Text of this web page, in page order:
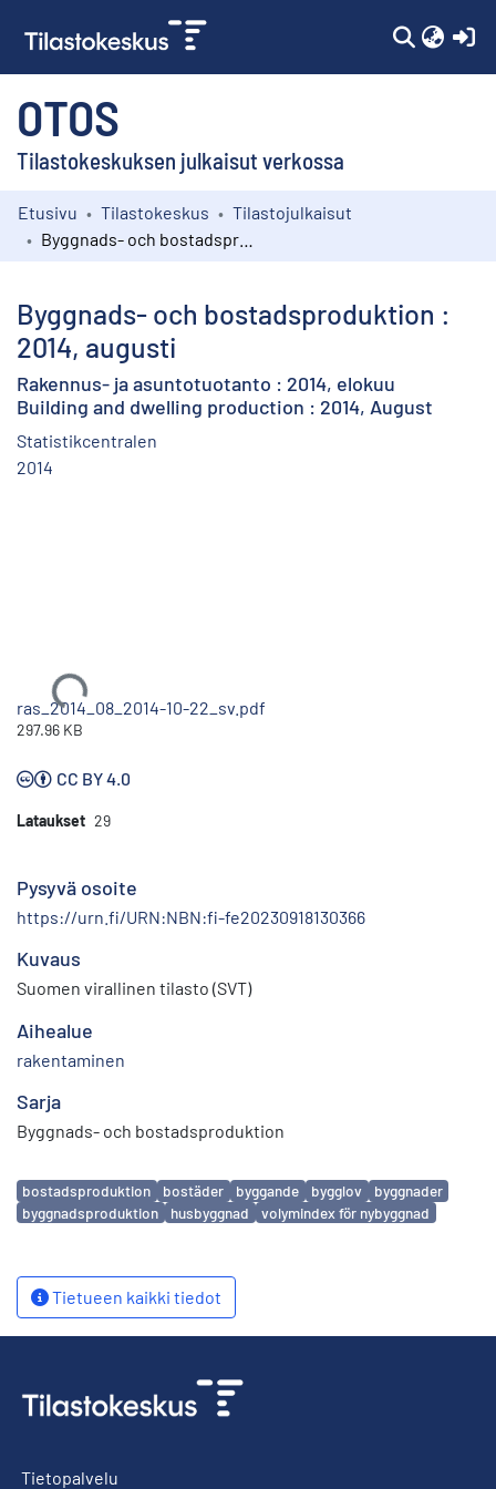
OTOS
Tilastokeskuksen julkaisut verkossa
Kokoelmat
Etusivu Tilastokeskus
Tilastojulkaisut
Byggnads- och bostadsproduktion :
2014, augusti
Rakennus- ja asuntotuotanto : 2014, elokuu
Building and dwelling production : 2014, August
Statistikcentralen
2014
Ladataan...
ras_2014_08_2014-10-22_sv.pdf
297.96 KB
CC BY 4.0
Lataukset 29
Pysyvä osoite
https://urn.fi/URN:NBN:fi-fe20230918130366
Kuvaus
Suomen virallinen tilasto (SVT)
Aihealue
rakentaminen
Sarja
Byggnads- och bostadsproduktion
Avainsanat
bostadsproduktion bostäder byggande bygglov
byggnader
byggnadsproduktion
husbyggnad volymindex för nybyggnad
Tietueen kaikki tiedot
Tietopalvelu